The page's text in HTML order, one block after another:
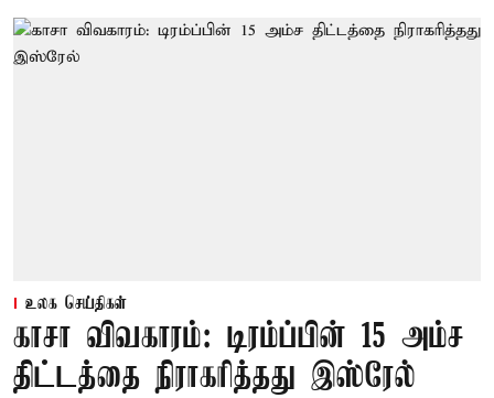
உலக செய்திகள்
காசா விவகாரம்: டிரம்ப்பின் 15 அம்ச
திட்டத்தை நிராகரித்தது இஸ்ரேல்